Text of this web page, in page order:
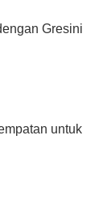
Gresini
untuk